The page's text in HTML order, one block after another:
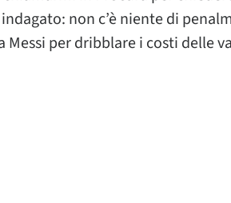
non c’è niente di
per dribblare i costi delle